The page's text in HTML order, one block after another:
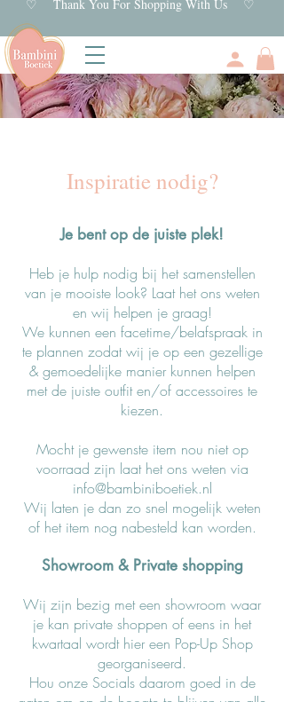
♡ Thank You For Shopping With Us ♡
Inspiratie nodig?
Je bent op de juiste plek!
Heb je hulp nodig bij het samenstellen
van je mooiste look? Laat het ons weten
en wij helpen je graag!
We kunnen een facetime/belafspraak in
te plannen zodat wij je op een gezellige
& gemoedelijke manier kunnen helpen
met de juiste outfit en/of accessoires te
kiezen.
Mocht je gewenste item nou niet op
voorraad zijn laat het ons weten via
info@bambiniboetiek.nl
Wij laten je dan zo snel mogelijk weten
of het item nog nabesteld kan worden.
Showroom & Private shopping
Wij zijn bezig met een showroom waar
je kan private shoppen of eens in het
kwartaal wordt hier een Pop-Up Shop
georganiseerd.
Hou onze Socials daarom goed in de